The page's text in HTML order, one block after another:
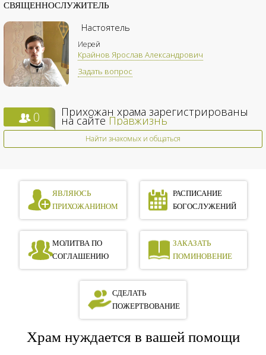
СВЯЩЕННОСЛУЖИТЕЛЬ
Настоятель
Иерей
Крайнов Ярослав Александрович
Задать вопрос
0 Прихожан храма зарегистрированы
на сайте Правжизнь
Найти знакомых и общаться
ЯВЛЯЮСЬ
ПРИХОЖАНИНОМ
РАСПИСАНИЕ
БОГОСЛУЖЕНИЙ
МОЛИТВА ПО
СОГЛАШЕНИЮ
ЗАКАЗАТЬ
ПОМИНОВЕНИЕ
СДЕЛАТЬ
ПОЖЕРТВОВАНИЕ
Храм нуждается в вашей помощи